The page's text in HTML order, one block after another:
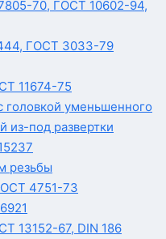
70, ГОСТ 10602-94,
ГОСТ 3033-79
11674-75
уменьшенного
из-под развертки
резьбы
4751-73
13152-67, DIN 186